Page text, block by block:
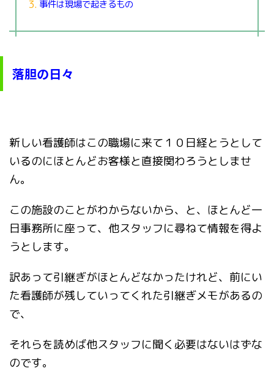
事件は現場で起きるもの
落胆の日々
新しい看護師はこの職場に来て１０日経とうとして
いるのにほとんどお客様と直接関わろうとしませ
ん。
この施設のことがわからないから、と、ほとんど一
日事務所に座って、他スタッフに尋ねて情報を得よ
うとします。
訳あって引継ぎがほとんどなかったけれど、前にい
た看護師が残していってくれた引継ぎメモがあるの
で、
それらを読めば他スタッフに聞く必要はないはずな
のです。